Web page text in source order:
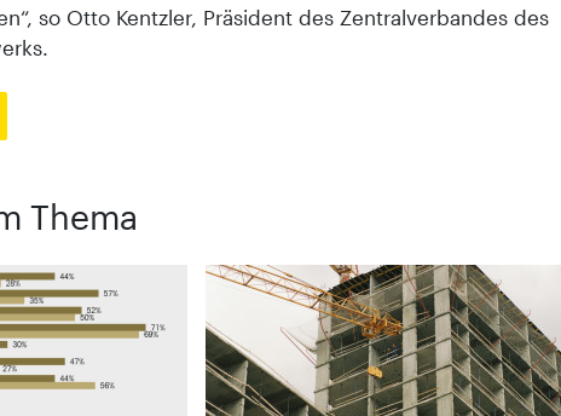
so Otto Kentzler, Präsident des Zentralverbandes des
Thema